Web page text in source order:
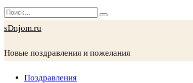
Перейти
к
Search
for:
sDnjom.ru
Новые поздравления и пожелания
Поздравления